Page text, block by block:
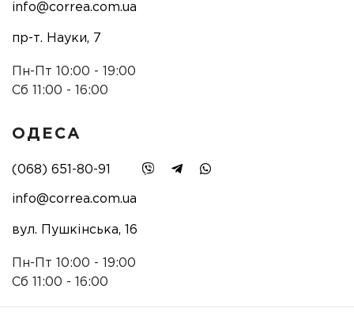
info@correa.com.ua
пр-т. Науки, 7
Пн-Пт 10:00 - 19:00
Сб 11:00 - 16:00
ОДЕСА
(068) 651-80-91
info@correa.com.ua
вул. Пушкінська, 16
Пн-Пт 10:00 - 19:00
Сб 11:00 - 16:00